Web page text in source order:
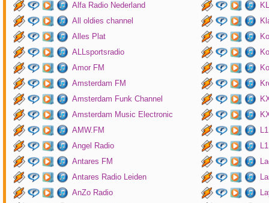
Alfa Radio Nederland
All oldies channel
Alles Plat
ALLsportsradio
Amor FM
Amsterdam FM
Amsterdam Funk Channel
Amsterdam Music Electronic
AMW.FM
Angel Radio
Antares FM
Antares Radio Leiden
AnZo Radio